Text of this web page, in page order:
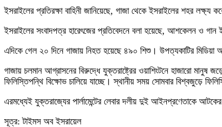
ইসরাইলের প্রতিরক্ষা বাহিনী জানিয়েছে, গাজা থেকে ইসরাইলের শহর
ইসরাইলের সংবাদপত্র হারেৎজের প্রতিবেদনে বলা হয়েছে, আশকেলন ও
এদিকে গেল ২০ দিনে গাজায় নিহত হয়েছে ৪৯০ শিশু। উপত্যকাটির মিডিয়া
গাজায় চলমান আগ্রাসনের বিরুদ্ধে যুক্তরাষ্ট্রের ওয়াশিংটনে হাজারো মানুষ
ফিলিস্তিপন্থি বিক্ষোভ চালিয়ে যাচ্ছে। স্থানীয় সময় সোমবার বিশ্বজুড়ে
এরমধ্যেই যুক্তরাজ্যের পার্লামেন্টের লেবার দলীয় দুই আইনপ্রণেতাকে
সূত্র: টাইমস অব ইসরায়েল